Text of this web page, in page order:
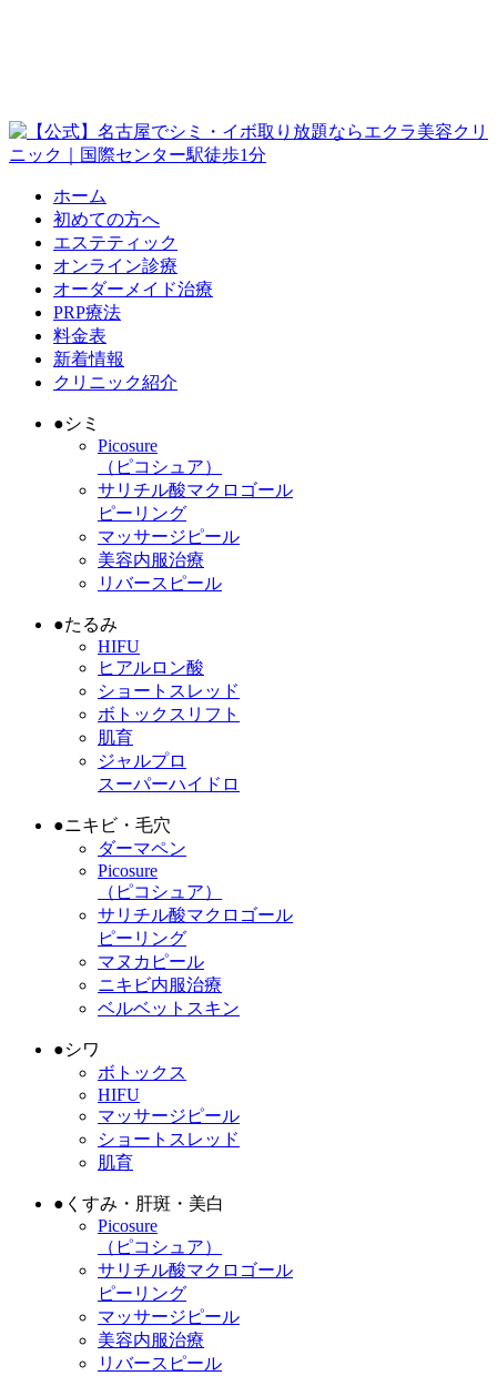
ホーム
初めての方へ
エステティック
オンライン診療
オーダーメイド治療
PRP療法
料金表
新着情報
クリニック紹介
●シミ
Picosure
（ピコシュア）
サリチル酸マクロゴール
ピーリング
マッサージピール
美容内服治療
リバースピール
●たるみ
HIFU
ヒアルロン酸
ショートスレッド
ボトックスリフト
肌育
ジャルプロ
スーパーハイドロ
●ニキビ・毛穴
ダーマペン
Picosure
（ピコシュア）
サリチル酸マクロゴール
ピーリング
マヌカピール
ニキビ内服治療
ベルベットスキン
●シワ
ボトックス
HIFU
マッサージピール
ショートスレッド
肌育
● くすみ・肝斑・美白
Picosure
（ピコシュア）
サリチル酸マクロゴール
ピーリング
マッサージピール
美容内服治療
リバースピール